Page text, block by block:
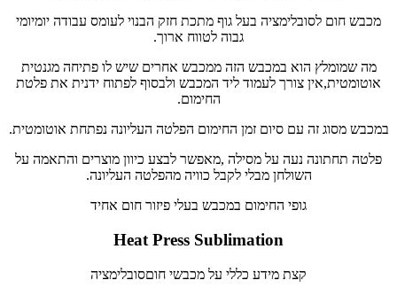
מכבש חום לסובלימציה בעל גוף מתכת חזק הבנוי לעומס עבודה יומיומי
גבוה לטווח ארוך.
מה שמומלץ הוא במכבש הזה ממכבש אחרים שיש לו פתיחה מגנטית
אוטומטית,אין צורך לעמוד ליד המכבש ולבסוף לפתוח ידנית את פלטת
החימום.
במכבש מסוג זה עם סיום זמן החימום הפלטה העליונה נפתחת אוטומטית.
פלטה תחתונה נעה על מסילה ,מאפשר לבצע כיוון מוצרים והתאמה על
השולחן מבלי לקבל כוויה מהפלטה העליונה.
גופי החימום במכבש בעלי פיזור חום אחיד
Heat Press Sublimation
קצת מידע כללי על מכבשי חוםסובלימציה